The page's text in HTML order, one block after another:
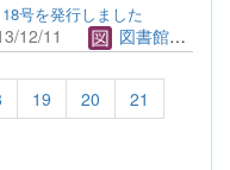
号を発行しました
12/11 図書館管理者
19 20
21